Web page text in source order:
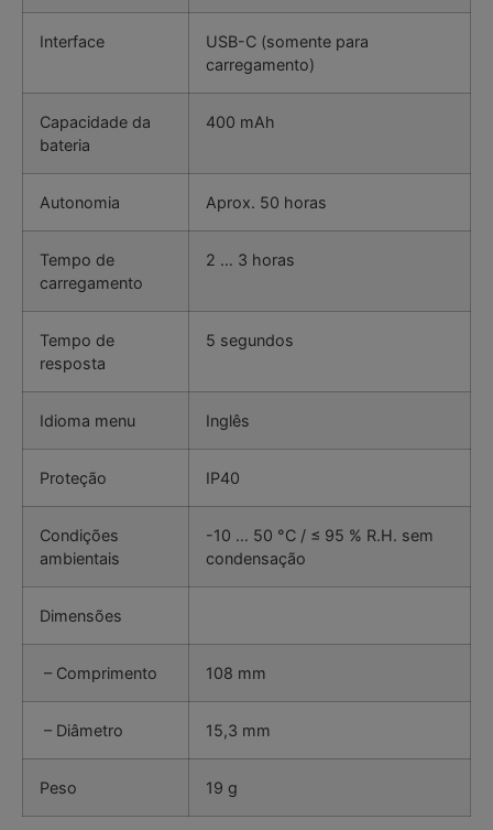
Interface
USB-C (somente para
carregamento)
Capacidade da
bateria
400 mAh
Autonomia Aprox. 50 horas
Tempo de
carregamento
2 … 3 horas
Tempo de
resposta
5 segundos
Idioma menu Inglês
Proteção IP40
Condições
ambientais
-10 … 50 °C / ≤ 95 % R.H. sem
condensação
Dimensões
– Comprimento 108 mm
– Diâmetro 15,3 mm
Peso 19 g